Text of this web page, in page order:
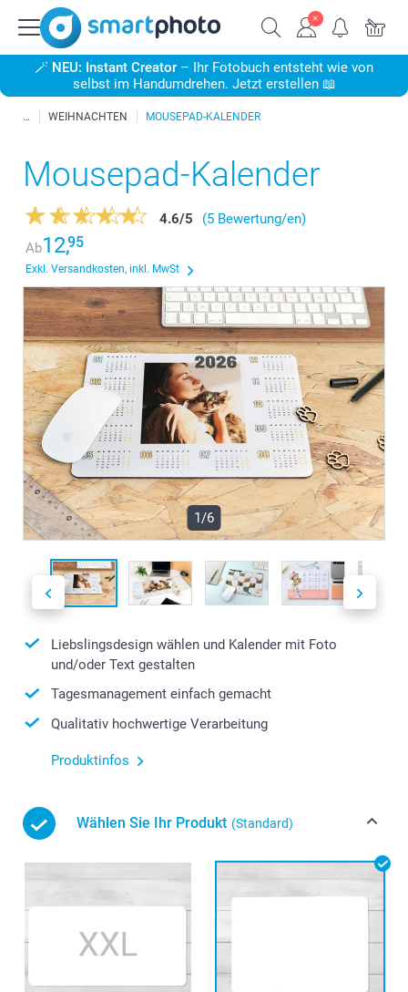
🪄 NEU: Instant Creator – Ihr Fotobuch entsteht wie von
selbst im Handumdrehen. Jetzt erstellen 📖
WEIHNACHTEN MOUSEPAD-KALENDER
Mousepad-Kalender
4.6/5
(5 Bewertung/en)
Ab12,95
Exkl. Versandkosten, inkl. MwSt
1/6
Liebslingsdesign wählen und Kalender mit Foto
und/oder Text gestalten
Tagesmanagement einfach gemacht
Qualitativ hochwertige Verarbeitung
Produktinfos
Wählen Sie Ihr Produkt (Standard)